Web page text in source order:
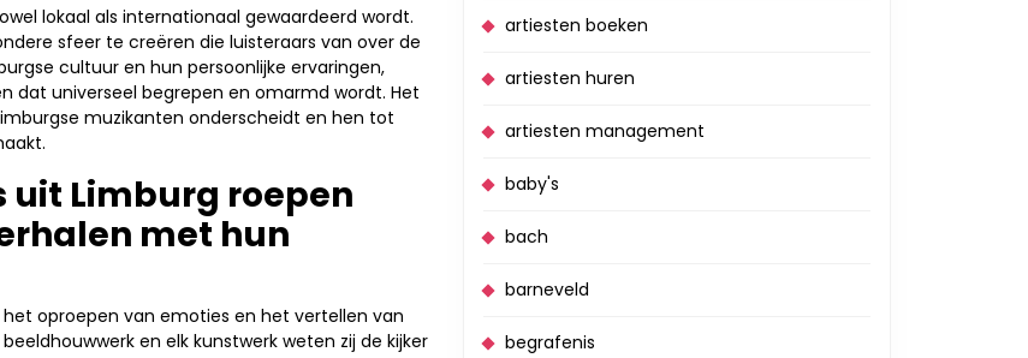
lokaal als internationaal gewaardeerd wordt.
sfeer te creëren die luisteraars van over de
cultuur en hun persoonlijke ervaringen,
dat universeel begrepen en omarmd wordt. Het
muzikanten onderscheidt en hen tot
uit Limburg roepen
met hun
oproepen van emoties en het vertellen van
en elk kunstwerk weten zij de kijker
artiesten boeken
artiesten huren
artiesten management
baby's
bach
barneveld
begrafenis